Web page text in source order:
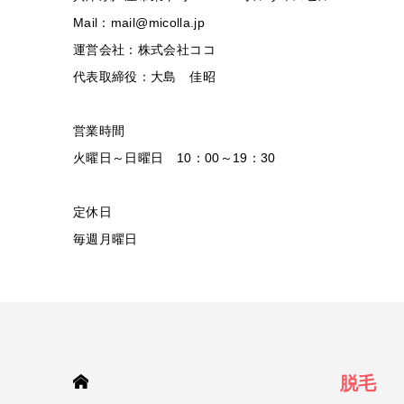
Mail：mail@micolla.jp
運営会社：株式会社ココ
代表取締役：大島 佳昭
営業時間
火曜日～日曜日 10：00～19：30
定休日
毎週月曜日
脱毛